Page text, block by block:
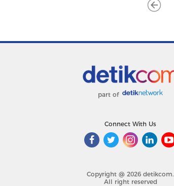
part of
Connect With Us
Copyright @ 2026 detikcom.
All right reserved